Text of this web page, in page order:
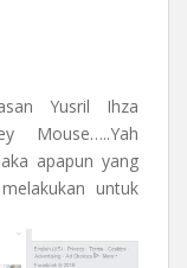
Yusril Ihza
Mouse…..Yah
apapun yang
untuk